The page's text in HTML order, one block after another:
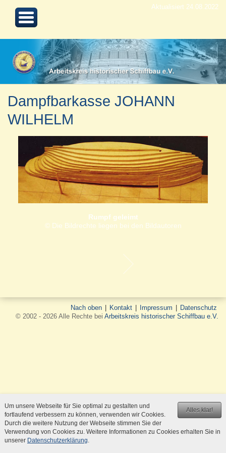
Aktualisiert 24.08.2022
Dampfbarkasse JOHANN
WILHELM
Rumpf geleimt
© Die Bildrechte liegen bei den Bildautoren
Nach oben Kontakt Impressum
Datenschutz
© 2002 - 2026 Alle Rechte bei Arbeitskreis historischer Schiffbau e.V.
Alles klar!
Um unsere Webseite für Sie optimal zu gestalten und
fortlaufend verbessern zu können, verwenden wir Cookies.
Durch die weitere Nutzung der Webseite stimmen Sie der
Verwendung von Cookies zu. Weitere Informationen zu Cookies erhalten Sie in
unserer Datenschutzerklärung